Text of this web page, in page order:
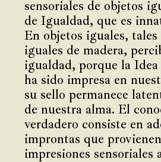
sensoriales de objetos
de Igualdad, que es
En objetos iguales,
iguales de madera,
igualdad, porque la
ha sido impresa en
su sello permanece
de nuestra alma. El
verdadero consiste en
improntas que
impresiones sensoriales